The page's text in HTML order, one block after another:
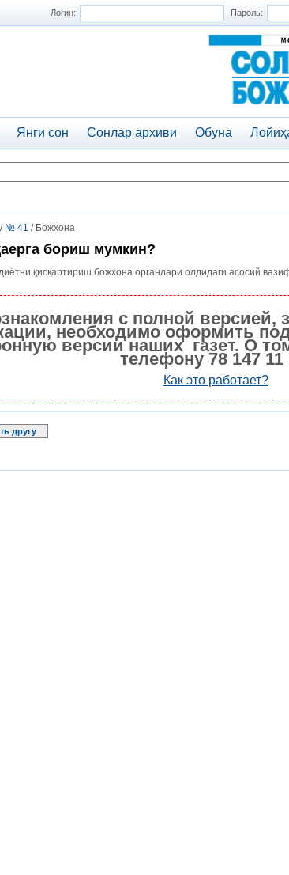
Логин: Пароль:
Янги сон Сонлар архиви Обуна
/ № 41 / Божхона
бориш мумкин?
қисқартириш божхона органлари олдидаги асосий
с полной версией,
необходимо оформить
версии наших газет. О
телефону 78 147 11
Как это работает?
другу